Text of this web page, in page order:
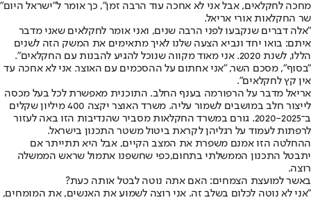
מחכה לחקלאים, אבל אני לא אחכה עוד הרבה זמן", כך אומר ל"ישראל היום"
שר החקלאות אורי אריאל.
"אלה דברים שנקבעו לפני הרבה שנים, ואני אומר לחקלאים שאני מדבר
איתם: בואו יחד ונביא הצעה שלנו לאיך מתאימים את המשק הזה לשנים
הללו, לשנת 2020. אני מאוד מקווה שנוכל להגיע להבנות עם החקלאים".
"בסוף", מסכם השר, "אני אחתום על ההסכמים עם האוצר. אני לא אחכה עד
אין קץ לחקלאים".
אריאל מדבר על הרפורמה בענף החלב. התוכנית מאפשרת לכל בעל מכסה
לייצור חלב במושבים לשמור עליה. משרד האוצר יקצה 400 מיליון שקלים
ב־2020-2025. גורם במשרד החקלאות מסביר שהנדיבות הזו באה לעזור
לרפתות לעמוד על רגליהן לקראת ביטול משטר התכנון בישראל.
ההחלטה הזו אמנם משפרת את המצב הקיים, אבל היא תתייתר אם
יתבטל התכנון הממשלתי בתחום,כפי שחשפנו אתמול שראש הממשלה
רוצה.
באשר למועצת הצמחים: האם אתה נוטה לבטל אותה כעת?
"אני לא נוטה לכלום בשלב זה. אני רוצה לשמוע את האנשים, את המומחים,